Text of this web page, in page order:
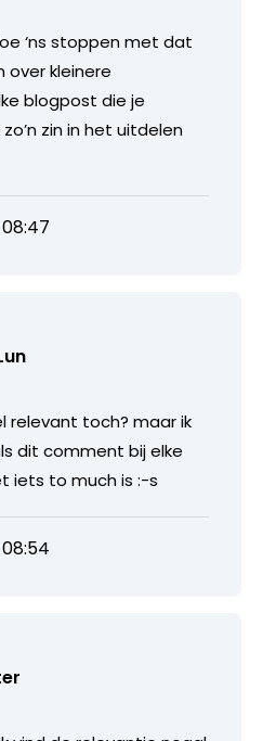
‘ns stoppen met dat
kleinere
blogpost die je
zin in het uitdelen
relevant toch? maar ik
dit comment bij elke
iets to much is :-s